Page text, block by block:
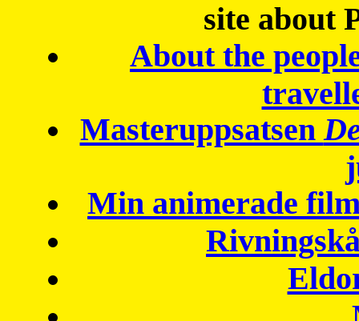
site about
About the
Masteruppsatsen
Min animerade